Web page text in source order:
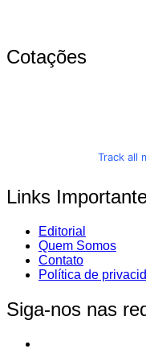
Cotações
Track all
Links
Editorial
Quem Somos
Contato
Política de
Siga-nos nas